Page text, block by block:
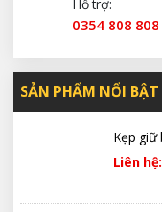
Hỗ trợ:
0354 808 808
SẢN PHẨM NỔI BẬT
Kẹp giữ
Liên